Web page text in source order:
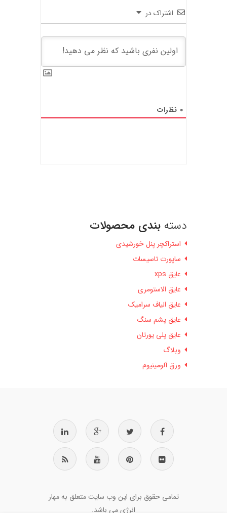
اشتراک در
0 نظرات
دسته بندی محصولات
استراکچر پنل خورشیدی
ساپورت تاسیسات
عایق xps
عایق الاستومری
عایق الیاف سرامیک
عایق پشم سنگ
عایق پلی یورتان
وبلاگ
ورق آلومینیوم
تمامی حقوق برای این وب سایت متعلق به مهار
انرژی می باشد.